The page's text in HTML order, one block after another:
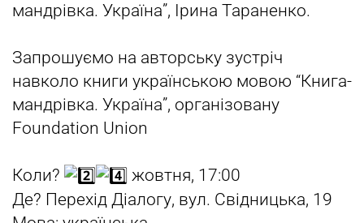
мандрівка. Україна”, Ірина Тараненко.
Запрошуємо на авторську зустріч
навколо книги українською мовою “Книга-
мандрівка. Україна”, організовану
Foundation Union
Коли?
жовтня, 17:00
Де? Перехід Діалогу, вул. Свідницька, 19